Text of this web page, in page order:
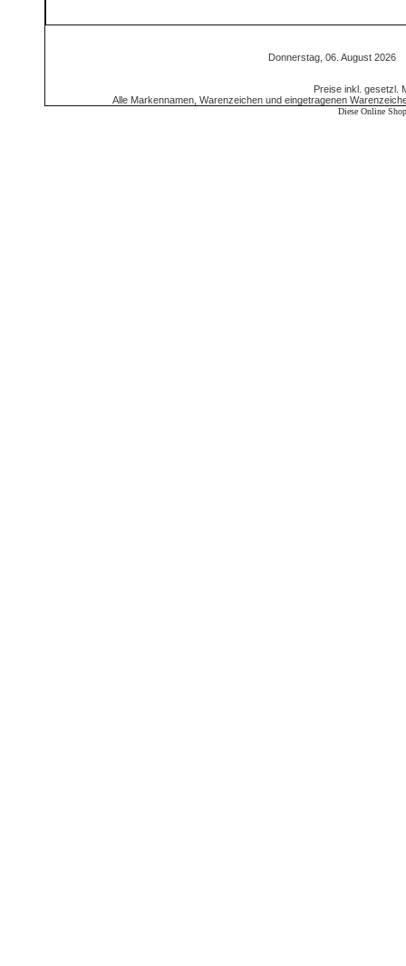
Donnerstag, 06. August
Preise inkl. gesetzl.
Alle Markennamen, Warenzeichen und eingetragenen
Diese Online